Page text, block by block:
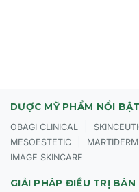
Sử dụng vào buổi sáng
trạng da và lời khuyên
Để đạt hiệu quả tốt nhất,
khác trong quy trình
Recherche.
Luôn sử dụng kem
DƯỢC MỸ PHẨM NỔI BẬT
OBAGI CLINICAL
MESOESTETIC MARTIDERM
IMAGE SKINCARE
GIẢI PHÁP ĐIỀU TRỊ BÁN